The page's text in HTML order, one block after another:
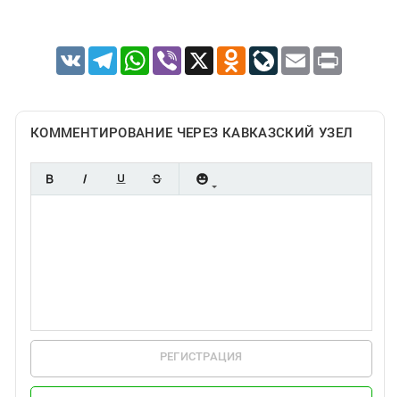
VK TelegramWhatsApp
Viber X Odnoklassniki
LiveJournal
Email Print
КОММЕНТИРОВАНИЕ ЧЕРЕЗ КАВКАЗСКИЙ УЗЕЛ
РЕГИСТРАЦИЯ